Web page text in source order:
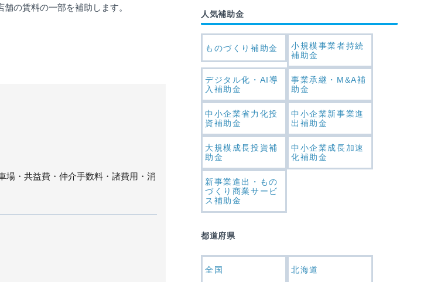
の賃料の一部を補助します。
場・共益費・仲介手数料・諸費用・消
人気補助金
ものづくり補助金
小規模事業者持続
補助金
デジタル化・AI導
入補助金
事業承継・M&A補
助金
中小企業省力化投
資補助金
中小企業新事業進
出補助金
大規模成長投資補
助金
中小企業成長加速
化補助金
新事業進出・もの
づくり商業サービ
ス補助金
都道府県
全国 北海道